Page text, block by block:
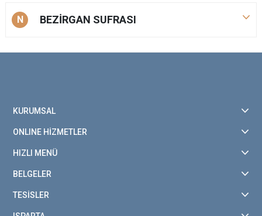
N BEZİRGAN SUFRASI
KURUMSAL
ONLINE HİZMETLER
HIZLI MENÜ
BELGELER
TESİSLER